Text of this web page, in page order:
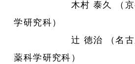
木村 泰久 （京都
学研究科）
辻 徳治 （名古屋
薬科学研究科）